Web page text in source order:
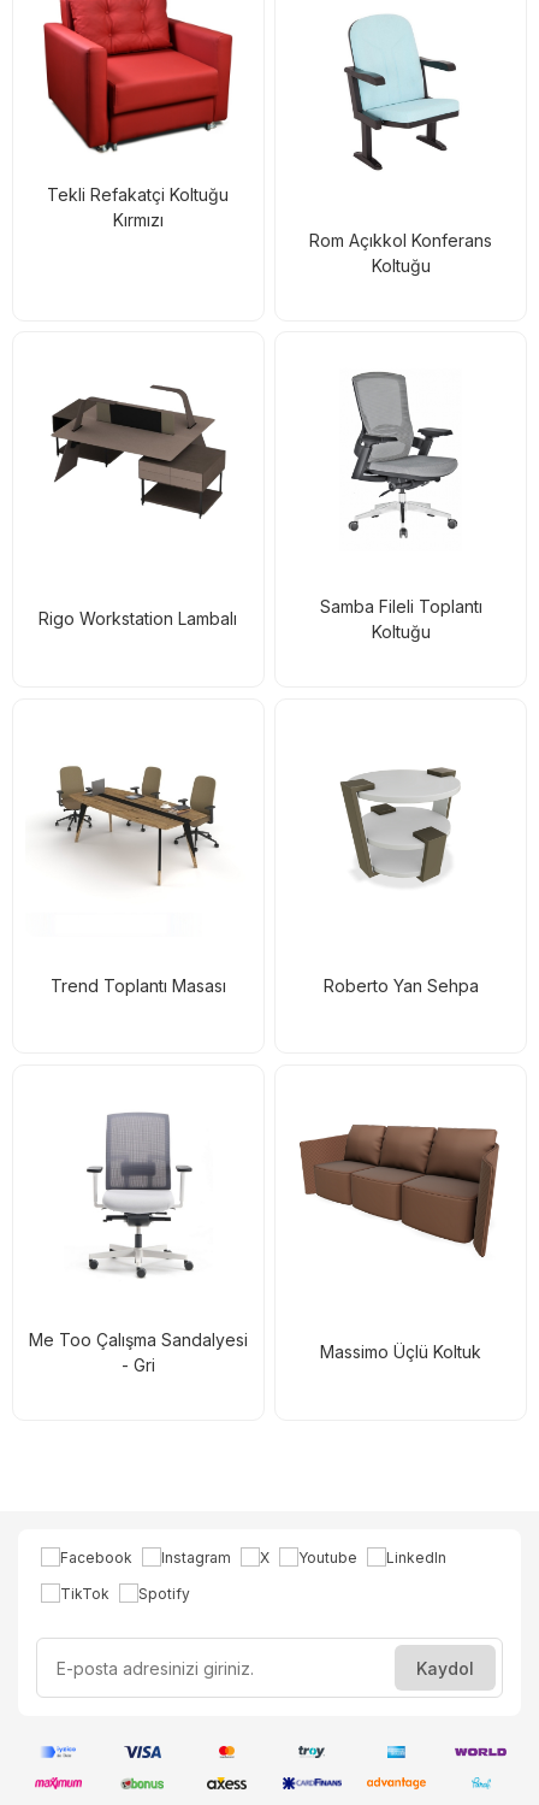
Tekli Refakatçi Koltuğu
Kırmızı
Rom Açıkkol Konferans
Koltuğu
Rigo Workstation Lambalı
Samba Fileli Toplantı
Koltuğu
Trend Toplantı Masası Roberto Yan Sehpa
Me Too Çalışma Sandalyesi
- Gri
Massimo Üçlü Koltuk